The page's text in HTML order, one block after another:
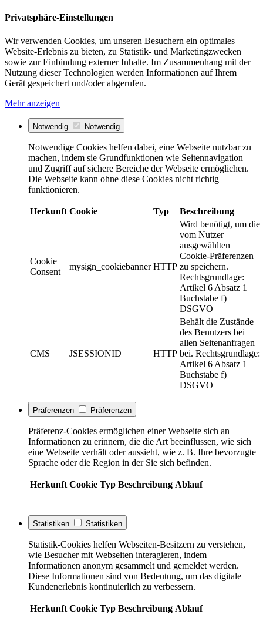
Privatsphäre-Einstellungen
Wir verwenden Cookies, um unseren Besuchern ein optimales
Website-Erlebnis zu bieten, zu Statistik- und Marketingzwecken
sowie zur Einbindung externer Inhalte. Im Zusammenhang mit der
Nutzung dieser Technologien werden Informationen auf Ihrem
Gerät gespeichert und/oder abgerufen.
Mehr anzeigen
Notwendig Notwendig
Notwendige Cookies helfen dabei, eine Webseite nutzbar zu
machen, indem sie Grundfunktionen wie Seitennavigation
und Zugriff auf sichere Bereiche der Webseite ermöglichen.
Die Webseite kann ohne diese Cookies nicht richtig
funktionieren.
Herkunft Cookie Typ Beschreibung
Cookie
Consent
mysign_cookiebanner HTTP
Wird benötigt, um die
vom Nutzer
ausgewählten
Cookie-Präferenzen
zu speichern.
Rechtsgrundlage:
Artikel 6 Absatz 1
Buchstabe f)
DSGVO
CMS JSESSIONID HTTP
Behält die Zustände
des Benutzers bei
allen Seitenanfragen
bei. Rechtsgrundlage:
Artikel 6 Absatz 1
Buchstabe f)
DSGVO
Präferenzen Präferenzen
Präferenz-Cookies ermöglichen einer Webseite sich an
Informationen zu erinnern, die die Art beeinflussen, wie sich
eine Webseite verhält oder aussieht, wie z. B. Ihre bevorzugte
Sprache oder die Region in der Sie sich befinden.
Herkunft Cookie Typ Beschreibung Ablauf
Statistiken Statistiken
Statistik-Cookies helfen Webseiten-Besitzern zu verstehen,
wie Besucher mit Webseiten interagieren, indem
Informationen anonym gesammelt und gemeldet werden.
Diese Informationen sind von Bedeutung, um das digitale
Kundenerlebnis kontinuierlich zu verbessern.
Herkunft Cookie Typ Beschreibung Ablauf